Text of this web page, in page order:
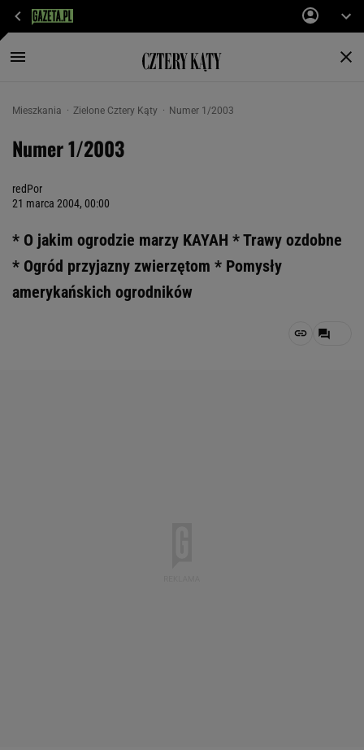
Mieszkania Zielone Cztery Kąty Numer 1/2003
Numer 1/2003
redPor
21 marca 2004, 00:00
* O jakim ogrodzie marzy KAYAH * Trawy ozdobne
* Ogród przyjazny zwierzętom * Pomysły
amerykańskich ogrodników